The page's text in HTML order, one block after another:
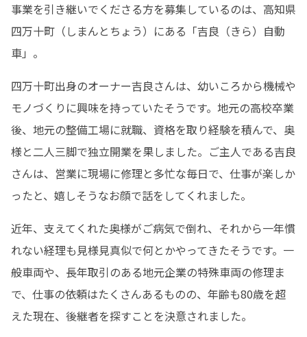
事業を引き継いでくださる方を募集しているのは、高知県
四万十町（しまんとちょう）にある「吉良（きら）自動
車」。
四万十町出身のオーナー吉良さんは、幼いころから機械や
モノづくりに興味を持っていたそうです。地元の高校卒業
後、地元の整備工場に就職、資格を取り経験を積んで、奥
様と二人三脚で独立開業を果しました。ご主人である吉良
さんは、営業に現場に修理と多忙な毎日で、仕事が楽しか
ったと、嬉しそうなお顔で話をしてくれました。
近年、支えてくれた奥様がご病気で倒れ、それから一年慣
れない経理も見様見真似で何とかやってきたそうです。一
般車両や、長年取引のある地元企業の特殊車両の修理ま
で、仕事の依頼はたくさんあるものの、年齢も80歳を超
えた現在、後継者を探すことを決意されました。